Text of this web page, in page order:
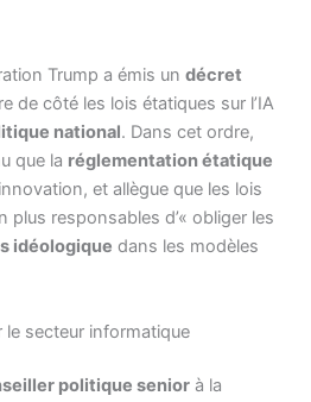
Trump a émis undécret
de côté les lois étatiques sur l’IA
national. Dans cet ordre,
que la réglementation étatique
et allègue que les lois
plus responsables d’« obliger les
idéologique dans les modèles
le secteur informatique
politique senior à la